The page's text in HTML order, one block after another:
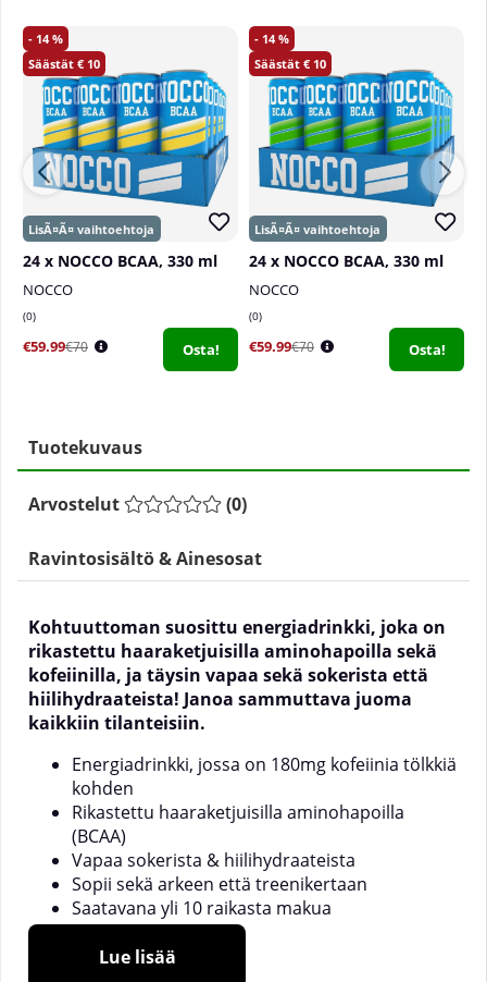
14
10
24 x NOCCO BCAA, 330 ml
NOCCO
0
€59.99€70 Osta!
14
10
24 x NOCCO BCAA, 330 ml
NOCCO
0
€59.99€70 Osta!
Tuotekuvaus
Arvostelut (0)
Ravintosisältö & Ainesosat
Kohtuuttoman suosittu energiadrinkki, joka on
rikastettu haaraketjuisilla aminohapoilla sekä
kofeiinilla, ja täysin vapaa sekä sokerista että
hiilihydraateista! Janoa sammuttava juoma
kaikkiin tilanteisiin.
Energiadrinkki, jossa on 180mg kofeiinia tölkkiä
kohden
Rikastettu haaraketjuisilla aminohapoilla
(BCAA)
Vapaa sokerista & hiilihydraateista
Sopii sekä arkeen että treenikertaan
Saatavana yli 10 raikasta makua
Lue lisää